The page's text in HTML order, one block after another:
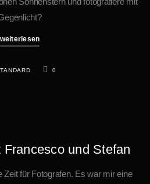
weiterlesen
0
und Stefan
Zeit für Fotografen. Es war mir eine